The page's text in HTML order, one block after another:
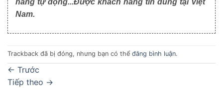
hàng tự động...Được khách hàng tin dùng tại Việt
Nam.
Trackback đã bị đóng, nhưng bạn có thể đăng bình luận.
← Trước
Tiếp theo →